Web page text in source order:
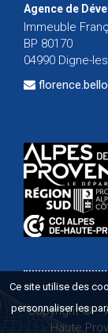
Agence de
Immeuble
BP 80170
04990 Digne-
Copyright ©-
Haute
Ce site utilise des
personnaliser les